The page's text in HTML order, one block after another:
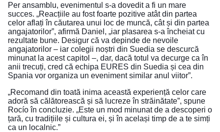
Per ansamblu, evenimentul s-a dovedit a fi un mare
succes. „Reacțiile au fost foarte pozitive atât din partea
celor aflați în căutarea unui loc de muncă, cât și din partea
angajatorilor”, afirmă Daniel, „iar plasarea s-a încheiat cu
rezultate bune. Desigur că va depinde de nevoile
angajatorilor – iar colegii noștri din Suedia se descurcă
minunat la acest capitol –, dar, dacă totul va decurge ca în
anii trecuți, cred că echipa EURES din Suedia și cea din
Spania vor organiza un eveniment similar anul viitor”.
„Recomand din toată inima această experiență celor care
adoră să călătorească și să lucreze în străinătate”, spune
Rocío în concluzie. „Este un mod minunat de a descoperi o
țară, cu tradițiile și cultura ei, și în același timp de a te simți
ca un localnic.”